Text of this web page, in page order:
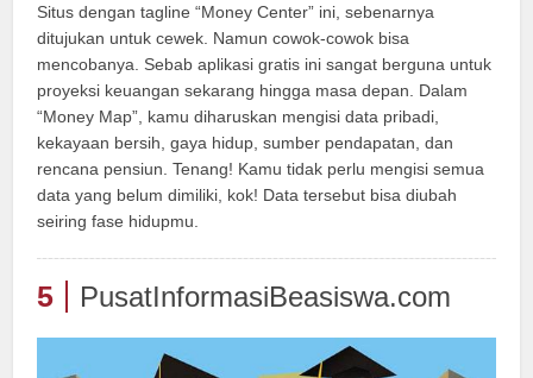
Situs dengan tagline “Money Center” ini, sebenarnya
ditujukan untuk cewek. Namun cowok-cowok bisa
mencobanya. Sebab aplikasi gratis ini sangat berguna untuk
proyeksi keuangan sekarang hingga masa depan. Dalam
“Money Map”, kamu diharuskan mengisi data pribadi,
kekayaan bersih, gaya hidup, sumber pendapatan, dan
rencana pensiun. Tenang! Kamu tidak perlu mengisi semua
data yang belum dimiliki, kok! Data tersebut bisa diubah
seiring fase hidupmu.
5 PusatInformasiBeasiswa.com